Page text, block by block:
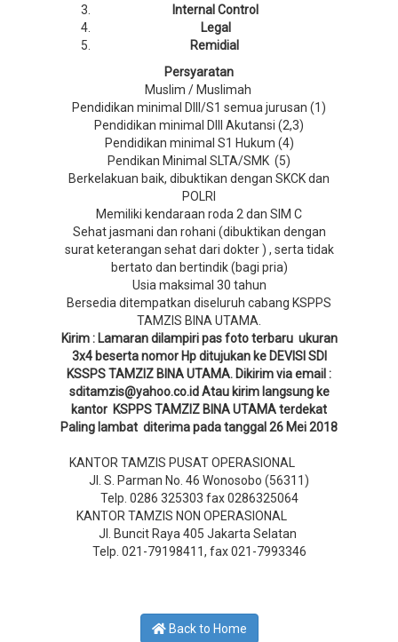
Internal Control
Legal
Remidial
Persyaratan
Muslim / Muslimah
Pendidikan minimal DIII/S1 semua jurusan (1)
Pendidikan minimal DIII Akutansi (2,3)
Pendidikan minimal S1 Hukum (4)
Pendikan Minimal SLTA/SMK (5)
Berkelakuan baik, dibuktikan dengan SKCK dan
POLRI
Memiliki kendaraan roda 2 dan SIM C
Sehat jasmani dan rohani (dibuktikan dengan
surat keterangan sehat dari dokter ) , serta tidak
bertato dan bertindik (bagi pria)
Usia maksimal 30 tahun
Bersedia ditempatkan diseluruh cabang KSPPS
TAMZIS BINA UTAMA.
Kirim : Lamaran dilampiri pas foto terbaru ukuran
3x4 beserta nomor Hp ditujukan ke DEVISI SDI
KSSPS TAMZIZ BINA UTAMA. Dikirim via email :
sditamzis@yahoo.co.id Atau kirim langsung ke
kantor KSPPS TAMZIZ BINA UTAMA terdekat
Paling lambat diterima pada tanggal 26 Mei 2018
KANTOR TAMZIS PUSAT OPERASIONAL
Jl. S. Parman No. 46 Wonosobo (56311)
Telp. 0286 325303 fax 0286325064
KANTOR TAMZIS NON OPERASIONAL
Jl. Buncit Raya 405 Jakarta Selatan
Telp. 021-79198411, fax 021-7993346
Back to Home